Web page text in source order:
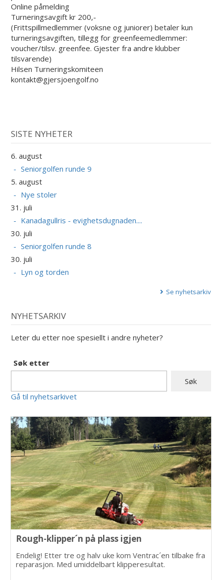
Online påmelding
Turneringsavgift kr 200,-
(Frittspillmedlemmer (voksne og juniorer) betaler kun
turneringsavgiften, tillegg for greenfeemedlemmer:
voucher/tilsv. greenfee. Gjester fra andre klubber
tilsvarende)
Hilsen Turneringskomiteen
kontakt@gjersjoengolf.no
SISTE NYHETER
6. august
Seniorgolfen runde 9
5. august
Nye stoler
31. juli
Kanadagullris - evighetsdugnaden....
30. juli
Seniorgolfen runde 8
30. juli
Lyn og torden
Se nyhetsarkiv
NYHETSARKIV
Leter du etter noe spesiellt i andre nyheter?
Søk etter
Gå til nyhetsarkivet
Rough-klipper´n på plass igjen
Endelig! Etter tre og halv uke kom Ventrac´en tilbake fra
reparasjon. Med umiddelbart klipperesultat.